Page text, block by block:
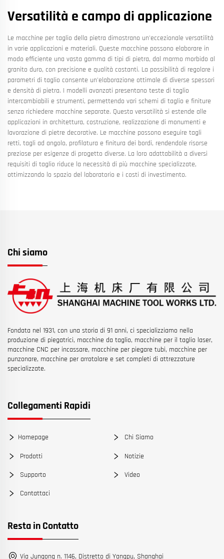
Versatilità e campo di applicazione
Le macchine per taglio della pietra dimostrano un'eccezionale versatilità
in varie applicazioni e materiali. Queste macchine possono elaborare in
modo efficiente una vasta gamma di tipi di pietra, dal marmo morbido al
granito duro, con precisione e qualità costanti. La possibilità di regolare i
parametri di taglio consente un'elaborazione ottimale di diverse spessori
e densità di pietra. I modelli avanzati presentano teste di taglio
intercambiabili e strumenti, permettendo vari schemi di taglio e finiture
senza richiedere macchine separate. Questa versatilità si estende alle
applicazioni in architettura, costruzione, realizzazione di monumenti e
lavorazione di pietre decorative. Le macchine possono eseguire tagli
retti, tagli ad angolo, profilatura e finitura dei bordi, rendendole risorse
preziose per esigenze di progetto diverse. La loro adattabilità a diversi
requisiti di taglio riduce la necessità di più macchine specializzate,
ottimizzando lo spazio del laboratorio e i costi di investimento.
Chi siamo
Fondata nel 1931, con una storia di 91 anni, ci specializziamo nella
produzione di piegatrici, macchine da taglio, macchine per il taglio laser,
macchine CNC per incassare, macchine per piegare tubi, macchine per
punzonare, macchine per arrotolare e set completi di attrezzature
specializzate.
Collegamenti Rapidi
Homepage Chi Siamo
Prodotti Notizie
Supporto Video
Contattaci
Resta in Contatto
Via Jungong n. 1146, Distretto di Yangpu, Shanghai